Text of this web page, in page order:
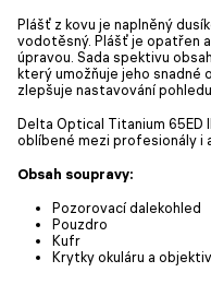
Plášť z kovu je naplněný
vodotěsný. Plášť je opatřen
úpravou. Sada spektivu
který umožňuje jeho snadné
zlepšuje nastavování pohledu.
Delta Optical Titanium 65ED
oblíbené mezi profesionály i
Obsah soupravy:
Pozorovací dalekohled
Pouzdro
Kufr
Krytky okuláru a